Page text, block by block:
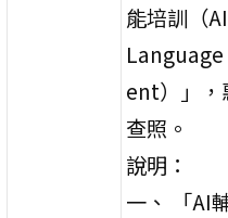
能培訓（
ent）」，
查照。
說明：
一、 「AI